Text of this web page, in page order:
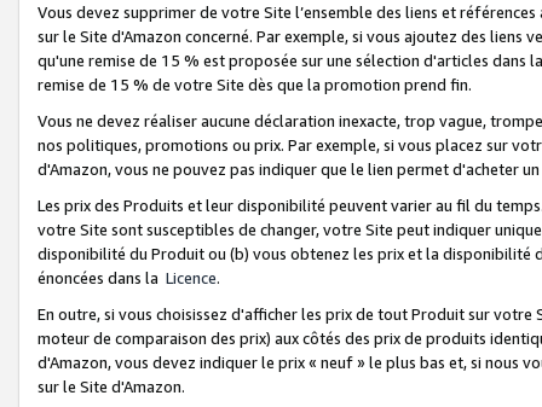
Vous devez supprimer de votre Site l’ensemble des liens et
sur le Site d'Amazon concerné. Par exemple, si vous ajoutez des
qu'une remise de 15 % est proposée sur une sélection d'articles
remise de 15 % de votre Site dès que la promotion prend fin.
Vous ne devez réaliser aucune déclaration inexacte, trop vague,
nos politiques, promotions ou prix. Par exemple, si vous placez sur
d'Amazon, vous ne pouvez pas indiquer que le lien permet d'acheter
Les prix des Produits et leur disponibilité peuvent varier au fil du
votre Site sont susceptibles de changer, votre Site peut indiquer
disponibilité du Produit ou (b) vous obtenez les prix et la disponibilité
énoncées dans la Licence.
En outre, si vous choisissez d'afficher les prix de tout Produit sur
moteur de comparaison des prix) aux côtés des prix de produits
d'Amazon, vous devez indiquer le prix « neuf » le plus bas et, si nous
sur le Site d'Amazon.